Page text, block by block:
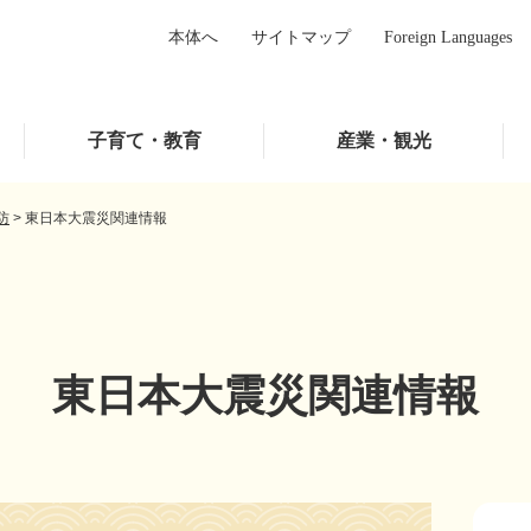
本体へ サイトマップ Foreign Languages
子育て・教育 産業・観光
> 東日本大震災関連情報
東日本大震災関連情報